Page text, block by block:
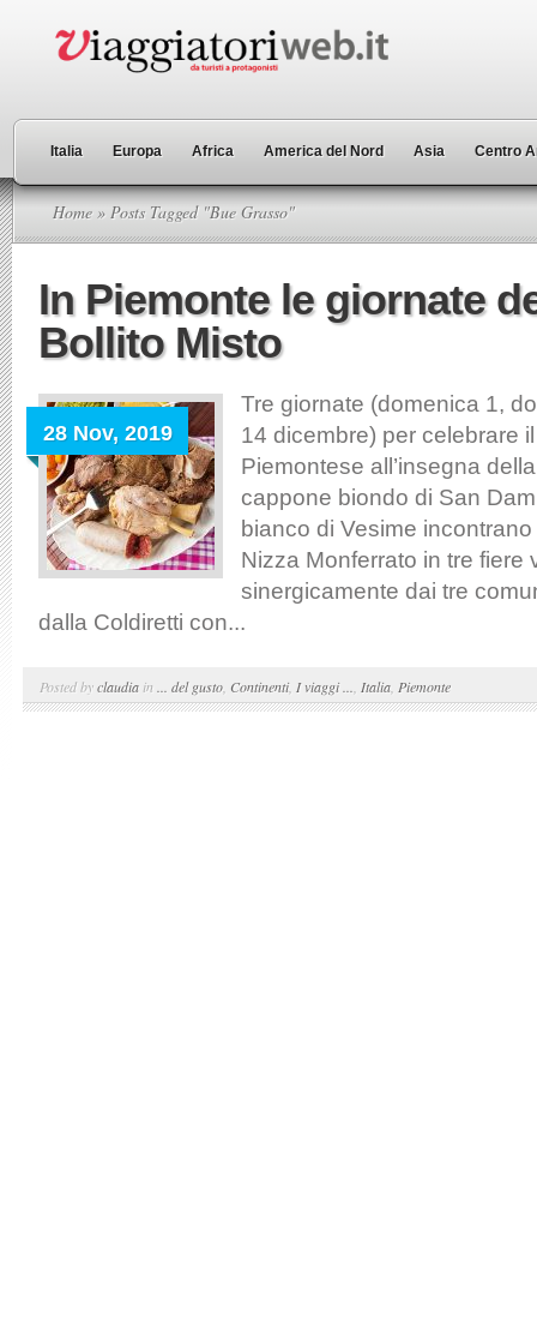
Italia Europa Africa America del Nord Asia Centro
Home » Posts Tagged "Bue Grasso"
In Piemonte le giornate
Bollito Misto
28 Nov, 2019
Tre giornate (domenica 1,
14 dicembre) per celebrare
Piemontese all’insegna
cappone biondo di San
bianco di Vesime
Nizza Monferrato in tre fiere
sinergicamente dai tre
dalla Coldiretti con...
Posted byclaudia in ... del gusto Continenti, I viaggi ... Italia Piemonte